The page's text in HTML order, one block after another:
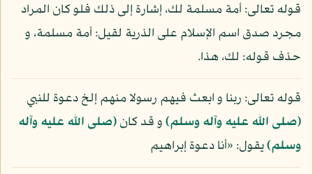
قوله تعالى: أمة مسلمة لك، إشارة إلى ذلك فلو كان المراد
مجرد صدق اسم الإسلام على الذرية لقيل: أمة مسلمة، و
حذف قوله: لك، هذا.
قوله تعالى: ربنا و ابعث فيهم رسولا منهم إلخ دعوة للنبي
(صلى الله عليه وآله وسلم)و قد كان(صلى الله عليه وآله
وسلم)يقول: «أنا دعوة إبراهيم